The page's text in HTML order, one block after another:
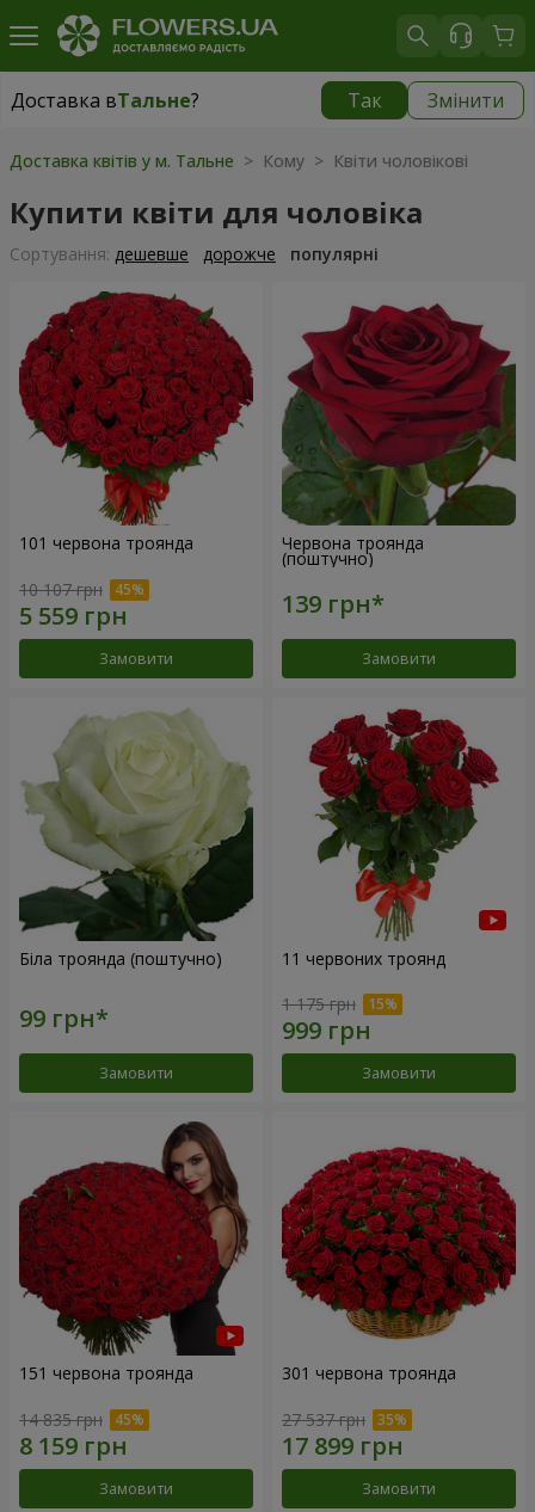
Доставка вТальне? Так Змінити
Доставка вТальне|
Доставка квітів у м. Тальне > Кому > Квіти чоловікові
Купити квіти для чоловіка
Сортування: дешевше дорожче популярні
101 червона троянда
10 107 грн
Замовити
Червона троянда
(поштучно)
Замовити
Біла троянда (поштучно)
Замовити
11 червоних троянд
1 175 грн
Замовити
151 червона троянда
14 835 грн
Замовити
301 червона троянда
27 537 грн
Замовити